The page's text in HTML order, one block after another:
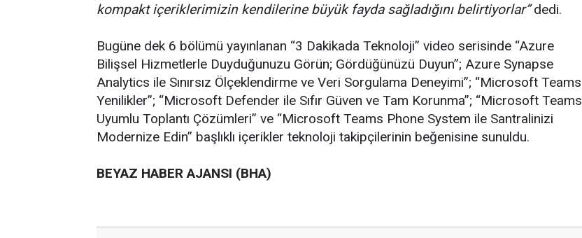
kompakt içeriklerimizin kendilerine büyük fayda sağladığını belirtiyorlar”dedi.
Bugüne dek 6 bölümü yayınlanan “3 Dakikada Teknoloji” video serisinde “Azure
Bilişsel Hizmetlerle Duyduğunuzu Görün; Gördüğünüzü Duyun”; Azure Synapse
Analytics ile Sınırsız Ölçeklendirme ve Veri Sorgulama Deneyimi”; “Microsoft Teams
Yenilikler”; “Microsoft Defender ile Sıfır Güven ve Tam Korunma”; “Microsoft Teams
Uyumlu Toplantı Çözümleri” ve “Microsoft Teams Phone System ile Santralinizi
Modernize Edin” başlıklı içerikler teknoloji takipçilerinin beğenisine sunuldu.
BEYAZ HABER AJANSI (BHA)